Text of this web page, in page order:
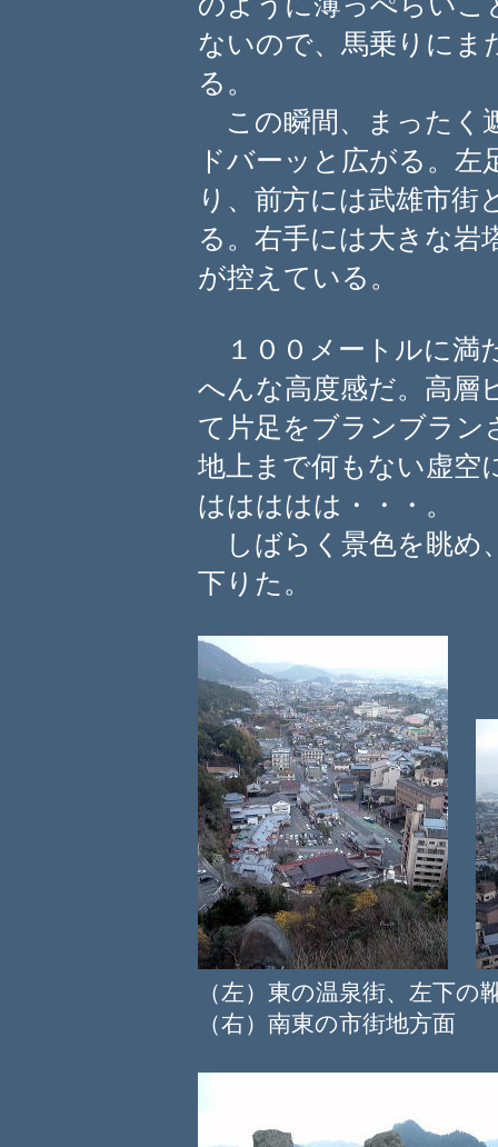
ないので、馬乗りにま
る。
この瞬間、まったく
ドバーッと広がる。
り、前方には武雄市街
る。右手には大きな岩
が控えている。
１００メートルに満
へんな高度感だ。高層
て片足をブランブラン
地上まで何もない虚空
ははははは・・・。
しばらく景色を眺め
下りた。
（左）東の温泉街、左
（右）南東の市街地方面